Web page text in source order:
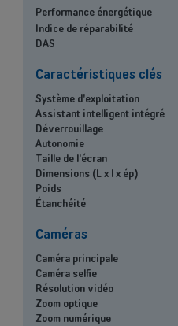
Solutions de téléphonie mobile,
Découvrir
Grandes
Vous cherchez des solutions
vous conseiller par l'un de nos
Contacter un
Performance énergétique
Indice de réparabilité
DAS
Caractéristiques clés
Système d'exploitation
Assistant intelligent intégré
Déverrouillage
Autonomie
Taille de l'écran
Dimensions (L x l x ép)
Poids
Étanchéité
Caméras
Caméra principale
Caméra selfie
Résolution vidéo
Zoom optique
Zoom numérique